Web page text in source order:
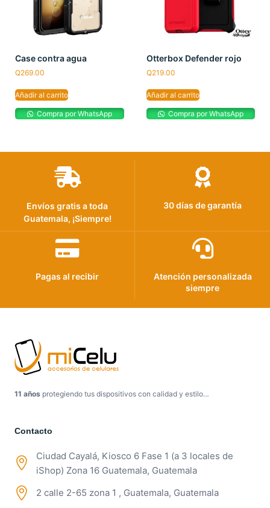
Case contra agua
Q269.00
Añadir al carrito
Compra por WhatsApp
Otterbox Defender rojo
Q219.00
Añadir al carrito
Compra por WhatsApp
Envíos gratis a toda
Guatemala, ¡Siempre!
30 días de garantía
Pagas al recibir
Atención personalizada
siempre
11 años protegiendo tus dispositivos con calidad y estilo…
Contacto
Ciudad Cayalá, Kiosco 6 Fase 1 (a 3 locales de
iShop) Zona 16 Guatemala, Guatemala
2 calle 2-65 zona 1 , Guatemala, Guatemala